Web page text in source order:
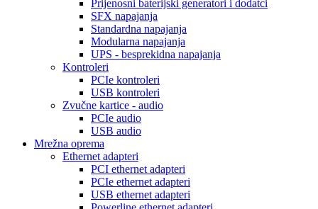
Prijenosni baterijski generatori i dodatci
SFX napajanja
Standardna napajanja
Modularna napajanja
UPS - besprekidna napajanja
Kontroleri
PCIe kontroleri
USB kontroleri
Zvučne kartice - audio
PCIe audio
USB audio
Mrežna oprema
Ethernet adapteri
PCI ethernet adapteri
PCIe ethernet adapteri
USB ethernet adapteri